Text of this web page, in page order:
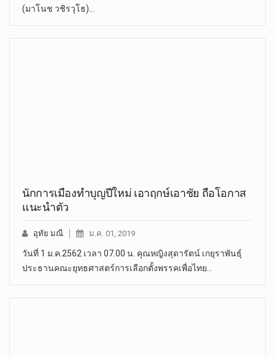
(มาโนช วชิรวุโธ)…
นักการเมืองทำบุญปีใหม่ เอาฤกษ์เอาชัย ถือโอกาส
แนะนำตัว
อุทัย มณี ม.ค. 01, 2019
วันที่ 1 ม.ค.2562 เวลา 07.00 น. คุณหญิงสุดารัตน์ เกยุราพันธุ์
ประธานคณะยุทธศาสตร์การเลือกตั้งพรรคเพื่อไทย…